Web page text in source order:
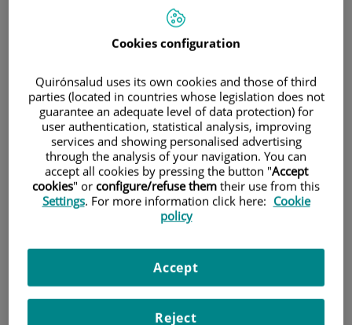
El mejor lugar para que esté un niño hospitalizado es en
compañía de sus padres, especialmente si es recién nacido
o lactante pequeño. En estos casos, el alojamiento
conjunto veinticuatro horas al día favorece el
establecimiento del vínculo y resulta fundamental para
Sin embargo, algunas veces los recién nacidos requieren
atención médica y vigilancia constante, lo que dificulta la
madre. En el Hospital Quirónsalud Valencia existe para los
Cookies configuration
Quirónsalud uses its own cookies and those of third
parties (located in countries whose legislation does not
guarantee an adequate level of data protection) for
user authentication, statistical analysis, improving
services and showing personalised advertising
through the analysis of your navigation. You can
accept all cookies by pressing the button "Accept
cookies" or configure/refuse them their use from this
Settings. For more information click here: Cookie
policy
Reject
Accept